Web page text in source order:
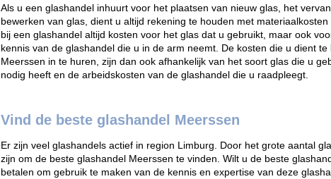
Als u een glashandel inhuurt voor het plaatsen van nieuw glas, het
bewerken van glas, dient u altijd rekening te houden met
bij een glashandel altijd kosten voor het glas dat u gebruikt, maar ook
kennis van de glashandel die u in de arm neemt. De kosten die u dient
Meerssen in te huren, zijn dan ook afhankelijk van het soort glas die u
nodig heeft en de arbeidskosten van de glashandel die u raadpleegt.
Vind de beste glashandel Meerssen
Er zijn veel glashandels actief in region Limburg. Door het grote aantal
zijn om de beste glashandel Meerssen te vinden. Wilt u de beste
betalen om gebruik te maken van de kennis en expertise van deze